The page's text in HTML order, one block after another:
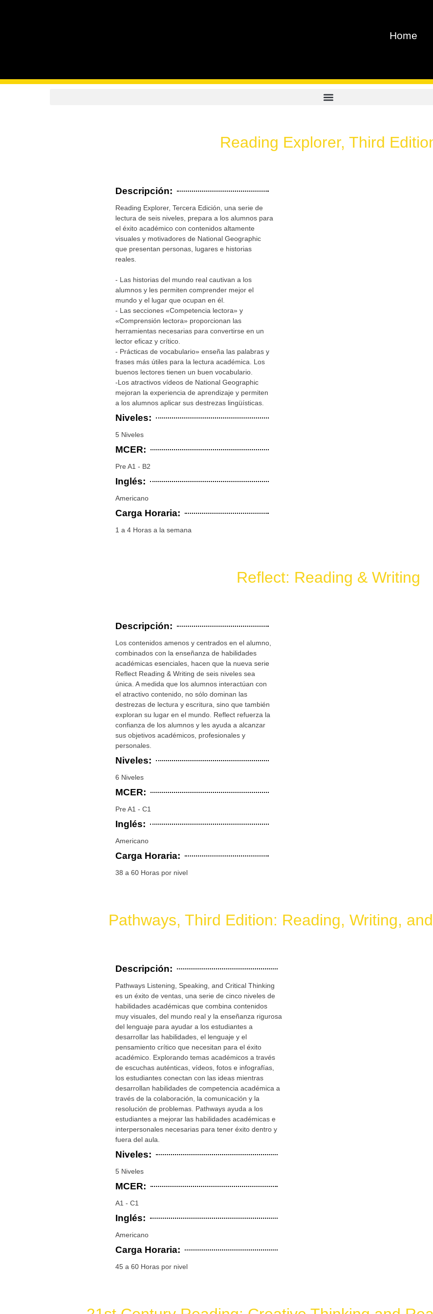
Home
Reading Explorer, Third
Descripción:
Reading Explorer, Tercera Edición, una serie de
lectura de seis niveles, prepara a los alumnos para
el éxito académico con contenidos altamente
visuales y motivadores de National Geographic
que presentan personas, lugares e historias
reales.
- Las historias del mundo real cautivan a los
alumnos y les permiten comprender mejor el
mundo y el lugar que ocupan en él.
- Las secciones «Competencia lectora» y
«Comprensión lectora» proporcionan las
herramientas necesarias para convertirse en un
lector eficaz y crítico.
- Prácticas de vocabulario» enseña las palabras y
frases más útiles para la lectura académica. Los
buenos lectores tienen un buen vocabulario.
-Los atractivos vídeos de National Geographic
mejoran la experiencia de aprendizaje y permiten
a los alumnos aplicar sus destrezas lingüísticas.
Niveles:
5 Niveles
MCER:
Pre A1 - B2
Inglés:
Americano
Carga Horaria:
1 a 4 Horas a la semana
Reflect: Reading & Writing
Descripción:
Los contenidos amenos y centrados en el alumno,
combinados con la enseñanza de habilidades
académicas esenciales, hacen que la nueva serie
Reflect Reading & Writing de seis niveles sea
única. A medida que los alumnos interactúan con
el atractivo contenido, no sólo dominan las
destrezas de lectura y escritura, sino que también
exploran su lugar en el mundo. Reflect refuerza la
confianza de los alumnos y les ayuda a alcanzar
sus objetivos académicos, profesionales y
personales.
Niveles:
6 Niveles
MCER:
Pre A1 - C1
Inglés:
Americano
Carga Horaria:
38 a 60 Horas por nivel
Pathways, Third Edition: Reading, Writing,
Descripción:
Pathways Listening, Speaking, and Critical Thinking
es un éxito de ventas, una serie de cinco niveles de
habilidades académicas que combina contenidos
muy visuales, del mundo real y la enseñanza rigurosa
del lenguaje para ayudar a los estudiantes a
desarrollar las habilidades, el lenguaje y el
pensamiento crítico que necesitan para el éxito
académico. Explorando temas académicos a través
de escuchas auténticas, vídeos, fotos e infografías,
los estudiantes conectan con las ideas mientras
desarrollan habilidades de competencia académica a
través de la colaboración, la comunicación y la
resolución de problemas. Pathways ayuda a los
estudiantes a mejorar las habilidades académicas e
interpersonales necesarias para tener éxito dentro y
fuera del aula.
Niveles:
5 Niveles
MCER:
A1 - C1
Inglés:
Americano
Carga Horaria:
45 a 60 Horas por nivel